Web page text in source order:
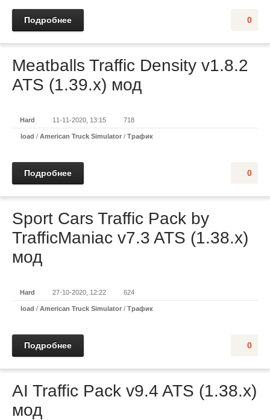
0
Подробнее
Meatballs Traffic Density v1.8.2
ATS (1.39.x) мод
Hard 11-11-2020, 13:15 718
load / American Truck Simulator / Трафик
0
Подробнее
Sport Cars Traffic Pack by
TrafficManiac v7.3 ATS (1.38.x)
мод
Hard 27-10-2020, 12:22 624
load / American Truck Simulator / Трафик
0
Подробнее
AI Traffic Pack v9.4 ATS (1.38.x)
мод